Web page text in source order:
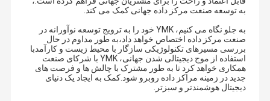
به توسعه صنعت مرکز داده جهانی کمک می کند.
به جلو نگاه می کنیم، YMK خود را به ترویج توسعه نوآورانه در
صنعت مرکز داده اختصاص خواهد داد،به طور مداوم در حال
بررسی مسیرهای تکنولوژیکی سازگار با محیط زیست و کارآمدبا
استفاده از موج دیجیتالی شدن جهانی، YMK با شرکای صنعت
همکاری خواهد کرد تا به طور مشترک با چالش ها و فرصت های
جدید در زمینه مراکز داده روبرو شود.کمک به ایجاد یک دنیای
دیجیتال هوشمندتر و سبزتر.